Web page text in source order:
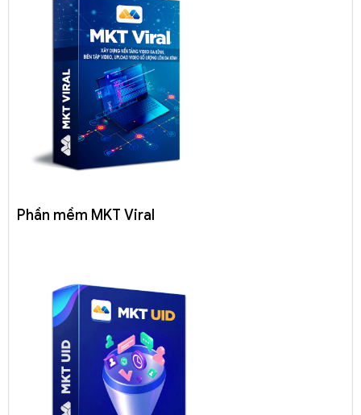
Phần mềm MKT Viral